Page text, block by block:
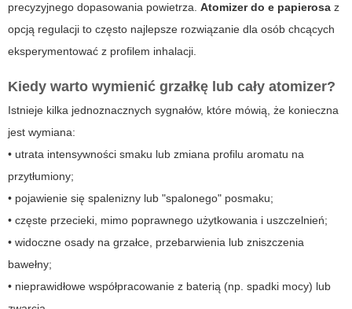
precyzyjnego dopasowania powietrza. Atomizer do e papierosa z
opcją regulacji to często najlepsze rozwiązanie dla osób chcących
eksperymentować z profilem inhalacji.
Kiedy warto wymienić grzałkę lub cały atomizer?
Istnieje kilka jednoznacznych sygnałów, które mówią, że konieczna
jest wymiana:
• utrata intensywności smaku lub zmiana profilu aromatu na
przytłumiony;
• pojawienie się spalenizny lub "spalonego" posmaku;
• częste przecieki, mimo poprawnego użytkowania i uszczelnień;
• widoczne osady na grzałce, przebarwienia lub zniszczenia
bawełny;
• nieprawidłowe współpracowanie z baterią (np. spadki mocy) lub